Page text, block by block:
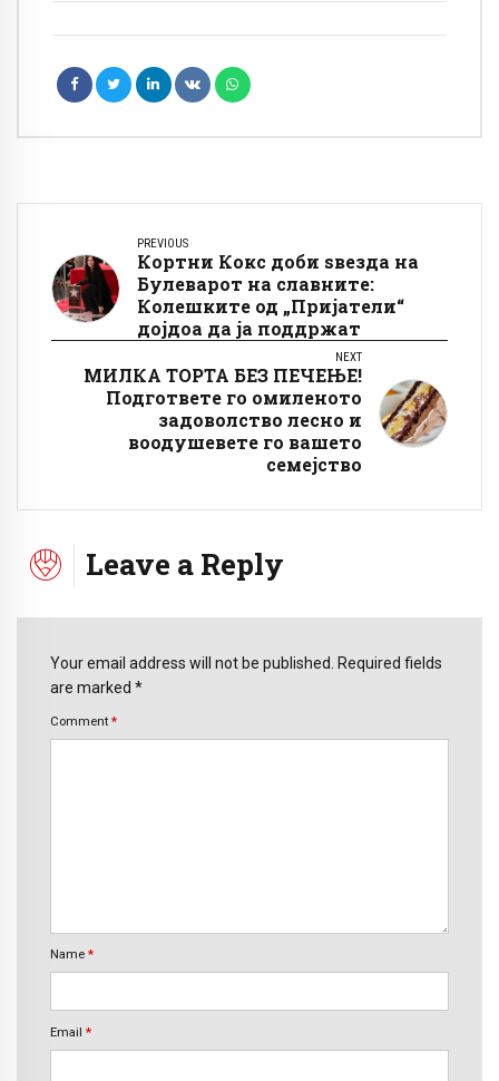
PREVIOUS
Кортни Кокс доби ѕвезда на
Булеварот на славните:
Колешките од „Пријатели“
дојдоа да ја поддржат
NEXT
МИЛКА ТОРТА БЕЗ ПЕЧЕЊЕ!
Подгответе го омиленото
задоволство лесно и
воодушевете го вашето
семејство
Leave a Reply
Your email address will not be published. Required fields
are marked *
Comment *
Name *
Email *